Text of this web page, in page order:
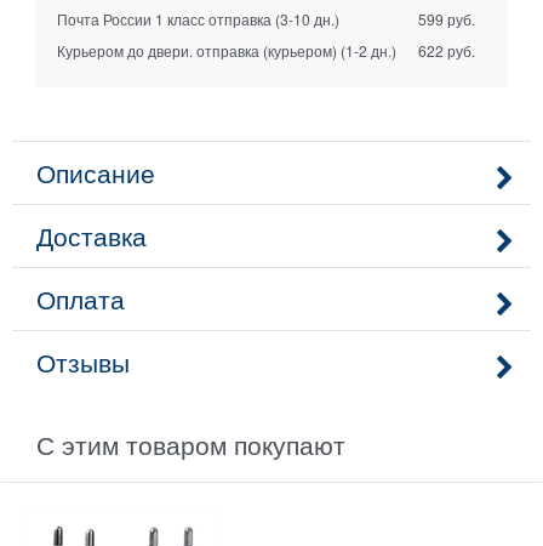
Почта России 1 класс отправка (3-10 дн.)
599 руб.
Курьером до двери. отправка (курьером) (1-2 дн.) 622 руб.
Описание
Доставка
Оплата
Отзывы
С этим товаром покупают